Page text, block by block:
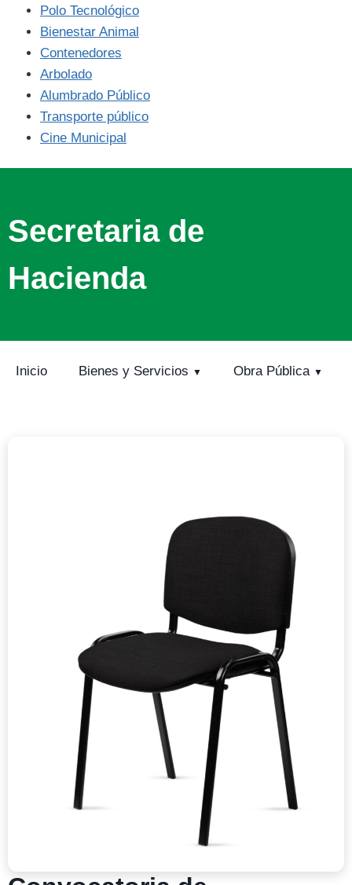
Polo Tecnológico
Bienestar Animal
Contenedores
Arbolado
Alumbrado Público
Transporte público
Cine Municipal
Secretaria de
Hacienda
Inicio Bienes y Servicios Obra Pública